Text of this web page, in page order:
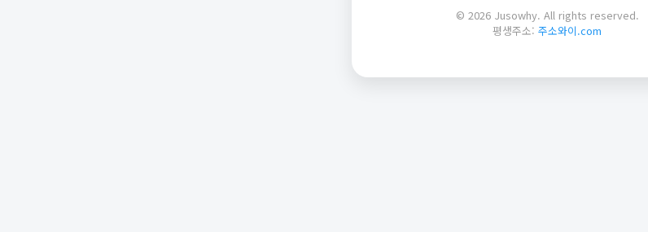
© 2026 Jusowhy. All rights reserved.
평생주소: 주소와이.com